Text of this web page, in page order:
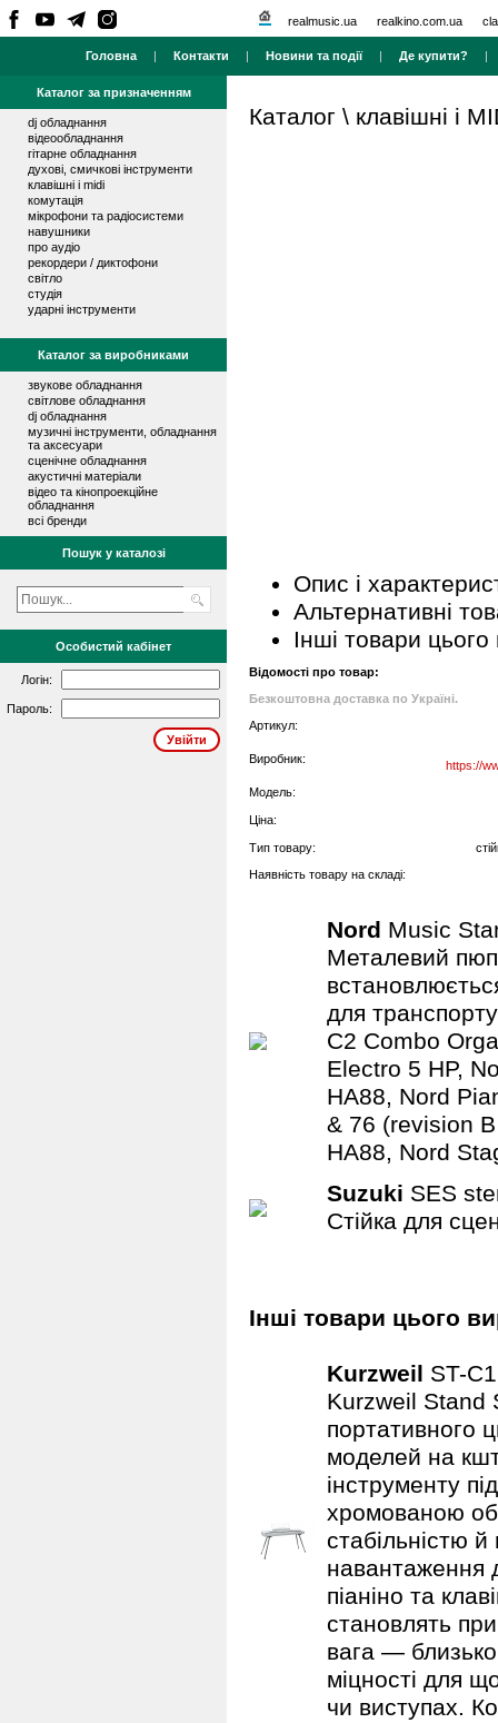
realmusic.ua realkino.com.ua
Головна | Контакти | Новини та події| Де купити?
Каталог за призначенням
dj обладнання
відеообладнання
гітарне обладнання
духові, смичкові інструменти
клавішні і midi
комутація
мікрофони та радіосистеми
навушники
про аудіо
рекордери / диктофони
світло
студія
ударні інструменти
Каталог за виробниками
звукове обладнання
світлове обладнання
dj обладнання
музичні інструменти, обладнання
та аксесуари
сценічне обладнання
акустичні матеріали
відео та кінопроекційне
обладнання
всі бренди
Пошук у каталозі
Особистий кабінет
Логін:
Пароль:
Каталог \ клавішні і
Опис і
Альтернативні
Інші товари
Відомості про товар:
Безкоштовна доставка по Україні.
Артикул:
Виробник:
https://
Модель:
Ціна:
Тип товару:
Наявність товару на складі:
Nord Music
Металевий
для
C2 Combo
Electro 5 HP,
HA88, Nord
& 76 (revision
HA88, Nord
Suzuki SES
Стійка для
Інші товари цього
Kurzweil ST-
Kurzweil Stand
портативного
моделей на
інструменту
хромованою
стабільністю
навантаження
піаніно та
становлять
вага — близько
міцності для
чи виступах.